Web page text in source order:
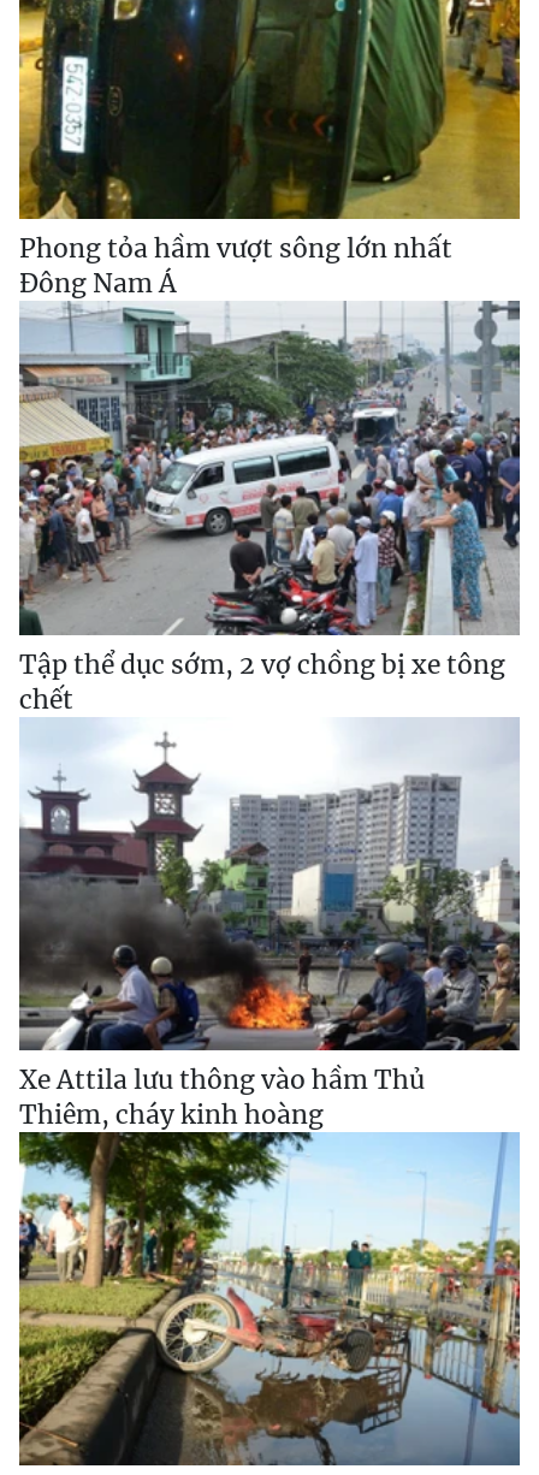
Phong tỏa hầm vượt sông lớn nhất
Đông Nam Á
Tập thể dục sớm, 2 vợ chồng bị xe tông
chết
Xe Attila lưu thông vào hầm Thủ
Thiêm, cháy kinh hoàng